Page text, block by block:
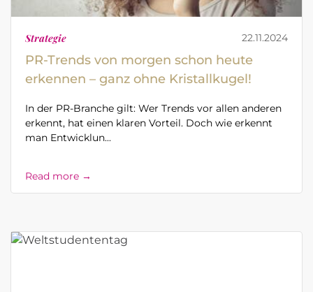
Strategie 22.11.2024
PR-Trends von morgen schon heute
erkennen – ganz ohne Kristallkugel!
In der PR-Branche gilt: Wer Trends vor allen anderen
erkennt, hat einen klaren Vorteil. Doch wie erkennt
man Entwicklun...
Read more →